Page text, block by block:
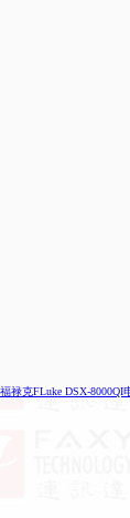
福禄克FLuke DSX-8000QI